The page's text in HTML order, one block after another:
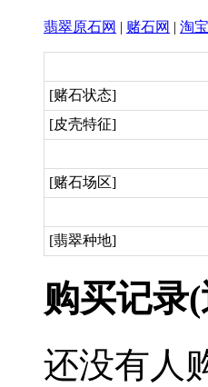
翡翠原石网 | 赌石网 | 淘
[赌石状态]
[皮壳特征]
[赌石场区]
[翡翠种地]
购买记录
还没有人